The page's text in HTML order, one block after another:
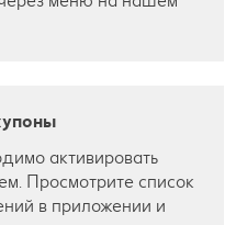
активировать
Просмотрите список
в приложении и